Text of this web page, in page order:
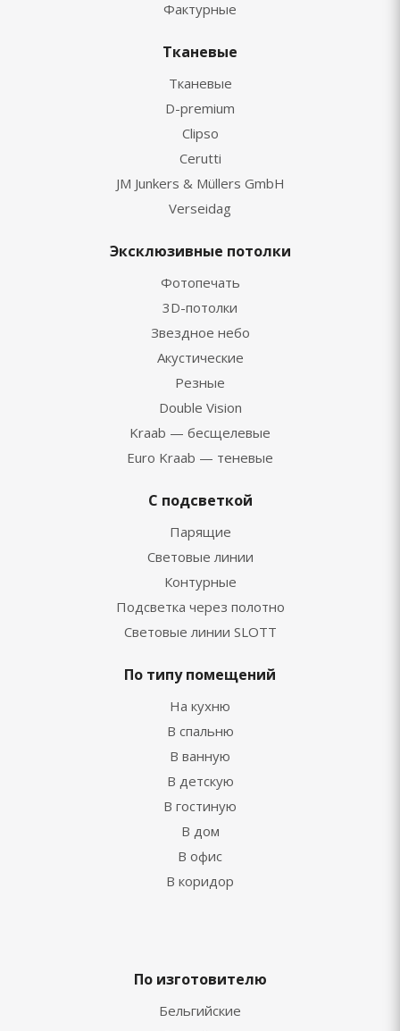
Фактурные
Тканевые
Тканевые
D-premium
Clipso
Cerutti
JM Junkers & Müllers GmbH
Verseidag
Эксклюзивные потолки
Фотопечать
3D-потолки
Звездное небо
Акустические
Резные
Double Vision
Kraab — бесщелевые
Euro Kraab — теневые
С подсветкой
Парящие
Световые линии
Контурные
Подсветка через полотно
Световые линии SLOTT
По типу помещений
На кухню
В спальню
В ванную
В детскую
В гостиную
В дом
В офис
В коридор
По изготовителю
Бельгийские